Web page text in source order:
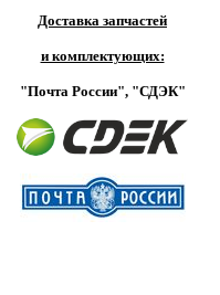
Доставка запчастей
и комплектующих:
"Почта России", "СДЭК"